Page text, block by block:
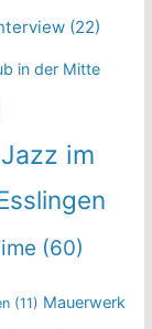
(22)
in der Mitte
Jazz im
(60)
(11) Mauerwerk